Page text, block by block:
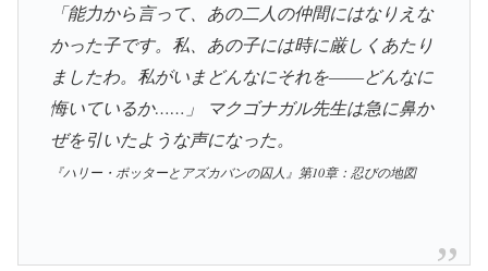
「能力から言って、あの二人の仲間にはなりえな
かった子です。私、あの子には時に厳しくあたり
ましたわ。私がいまどんなにそれを――どんなに
悔いているか……」 マクゴナガル先生は急に鼻か
ぜを引いたような声になった。
『ハリー・ポッターとアズカバンの囚人』第10章：忍びの地図